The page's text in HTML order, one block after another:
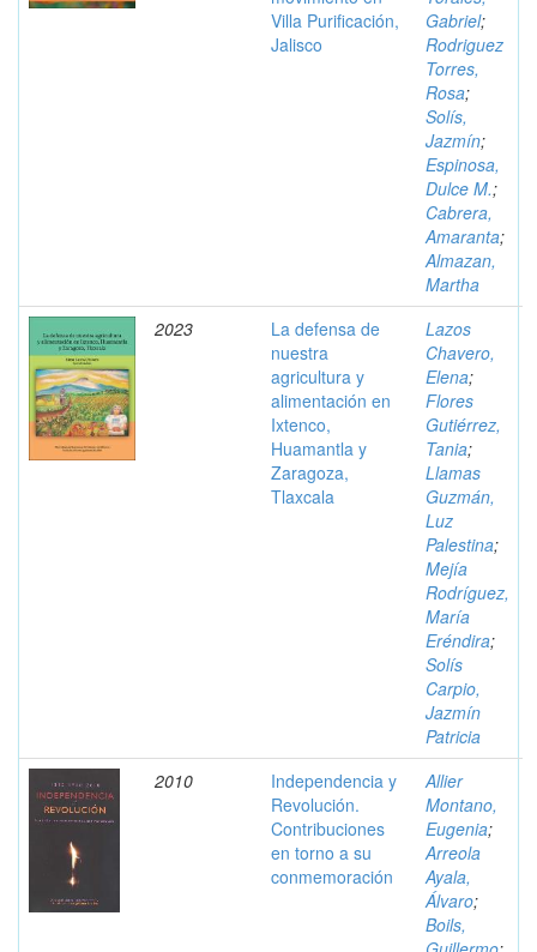
Villa Purificación,
Jalisco
Gabriel;
Rodriguez
Torres,
Rosa;
Solís,
Jazmín;
Espinosa,
Dulce M.;
Cabrera,
Amaranta;
Almazan,
Martha
2023
La defensa de
nuestra
agricultura y
alimentación en
Ixtenco,
Huamantla y
Zaragoza,
Tlaxcala
Lazos
Chavero,
Elena;
Flores
Gutiérrez,
Tania;
Llamas
Guzmán,
Luz
Palestina;
Mejía
Rodríguez,
María
Eréndira;
Solís
Carpio,
Jazmín
Patricia
2010
Independencia y
Revolución.
Contribuciones
en torno a su
conmemoración
Allier
Montano,
Eugenia;
Arreola
Ayala,
Álvaro;
Boils,